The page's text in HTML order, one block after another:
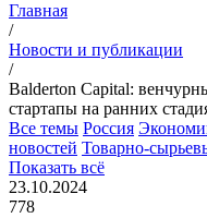
Главная
/
Новости и публикации
/
Balderton Capital:
стартапы на ранних
Все темы Россия
новостей Товарно-
Показать всё
23.10.2024
778